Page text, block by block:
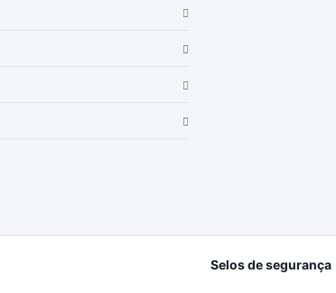
Selos de segurança